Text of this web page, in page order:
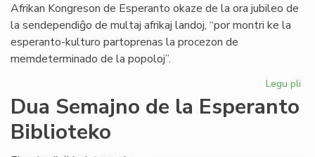
Afrikan Kongreson de Esperanto okaze de la ora jubileo de
la sendependiĝo de multaj afrikaj landoj, “por montri ke la
esperanto-kulturo partoprenas la procezon de
memdeterminado de la popoloj”.
Legu pli
Dua Semajno de la Esperanto
Biblioteko